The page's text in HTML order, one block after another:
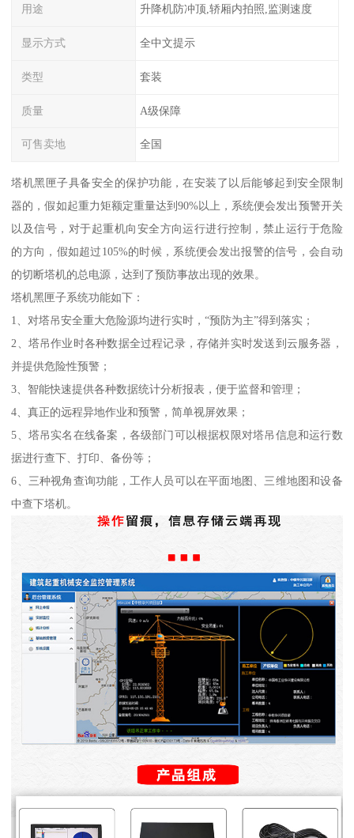
用途 升降机防冲顶,轿厢内拍照,监测速度
显示方式 全中文提示
类型 套装
质量 A级保障
可售卖地 全国
塔机黑匣子具备安全的保护功能，在安装了以后能够起到安全限制
器的，假如起重力矩额定重量达到90%以上，系统便会发出预警开关
以及信号，对于起重机向安全方向运行进行控制，禁止运行于危险
的方向，假如超过105%的时候，系统便会发出报警的信号，会自动
的切断塔机的总电源，达到了预防事故出现的效果。
塔机黑匣子系统功能如下：
1、对塔吊安全重大危险源均进行实时，“预防为主”得到落实；
2、塔吊作业时各种数据全过程记录，存储并实时发送到云服务器，
并提供危险性预警；
3、智能快速提供各种数据统计分析报表，便于监督和管理；
4、真正的远程异地作业和预警，简单视屏效果；
5、塔吊实名在线备案，各级部门可以根据权限对塔吊信息和运行数
据进行查下、打印、备份等；
6、三种视角查询功能，工作人员可以在平面地图、三维地图和设备
中查下塔机。